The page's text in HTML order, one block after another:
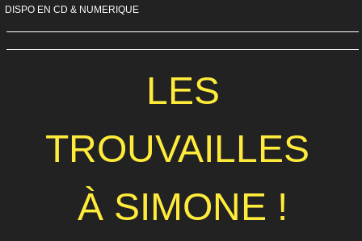
DISPO EN CD & NUMERIQUE
LES
TROUVAILLES
À SIMONE !